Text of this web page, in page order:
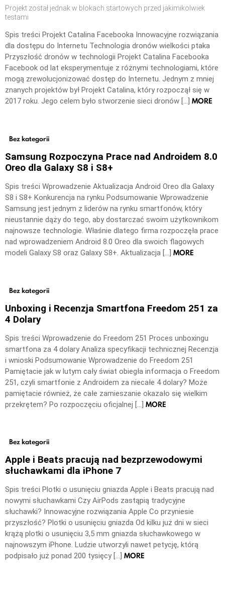
Projekt został jednak w blokach startowych przed jakimikolwiek
testami
Spis treści Projekt Catalina Facebooka Innowacyjne rozwiązania
dla dostępu do Internetu Technologia dronów wielkości ptaka
Przyszłość dronów w technologii Projekt Catalina Facebooka
Facebook od lat eksperymentuje z różnymi technologiami, które
mogą zrewolucjonizować dostęp do Internetu. Jednym z mniej
znanych projektów był Projekt Catalina, który rozpoczął się w
2017 roku. Jego celem było stworzenie sieci dronów […] MORE
Bez kategorii
Samsung Rozpoczyna Prace nad Androidem 8.0
Oreo dla Galaxy S8 i S8+
Spis treści Wprowadzenie Aktualizacja Android Oreo dla Galaxy
S8 i S8+ Konkurencja na rynku Podsumowanie Wprowadzenie
Samsung jest jednym z liderów na rynku smartfonów, który
nieustannie dąży do tego, aby dostarczać swoim użytkownikom
najnowsze technologie. Właśnie dlatego firma rozpoczęła prace
nad wprowadzeniem Android 8.0 Oreo dla swoich flagowych
modeli Galaxy S8 oraz Galaxy S8+. Aktualizacja […] MORE
Bez kategorii
Unboxing i Recenzja Smartfona Freedom 251 za
4 Dolary
Spis treści Wprowadzenie do Freedom 251 Proces unboxingu
smartfona za 4 dolary Analiza specyfikacji technicznej Recenzja
i wnioski Podsumowanie Wprowadzenie do Freedom 251
Pamiętacie jak w lutym cały świat obiegła informacja o Freedom
251, czyli smartfonie z Androidem za niecałe 4 dolary? Może
pamiętacie również, że całe zamieszanie okazało się wielkim
przekrętem? Po rozpoczęciu oficjalnej […] MORE
Bez kategorii
Apple i Beats pracują nad bezprzewodowymi
słuchawkami dla iPhone 7
Spis treści Plotki o usunięciu gniazda Apple i Beats pracują nad
nowymi słuchawkami Czy AirPods zastąpią tradycyjne
słuchawki? Innowacyjne rozwiązania Apple Co przyniesie
przyszłość? Plotki o usunięciu gniazda Od kilku już dni w sieci
krążą plotki o usunięciu 3,5 mm gniazda słuchawkowego w
najnowszym iPhone. Ludzie utworzyli nawet petycję, którą
podpisało już ponad 200 tysięcy […] MORE